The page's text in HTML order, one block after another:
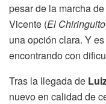
pesar de la marcha de
Vicente (El Chiringuito
una opción clara. Y
encontrando con
Tras la llegada de
nuevo en calidad de